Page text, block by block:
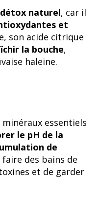
naturel, car il
et
son acide citrique
la bouche,
haleine.
essentiels
le pH de la
de
des bains de
et de garder